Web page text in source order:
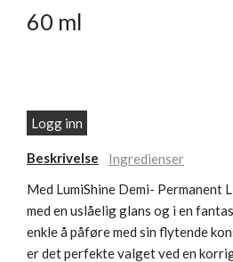
60 ml
Logg inn
Beskrivelse
Ingredienser
Med LumiShine Demi- Permanent
med en uslåelig glans og i en
enkle å påføre med sin flytende
er det perfekte valget ved en